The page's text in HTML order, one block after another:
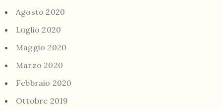
Agosto 2020
Luglio 2020
Maggio 2020
Marzo 2020
Febbraio 2020
Ottobre 2019